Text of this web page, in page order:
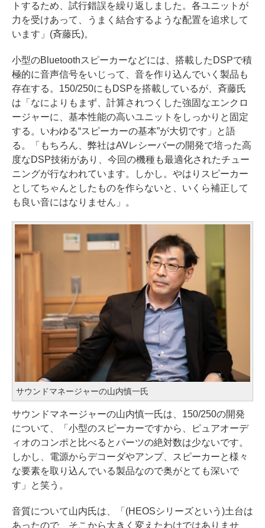
トするため、試行錯誤を繰り返しました。各ユニットが
力を受けあって、うまく結合するような配置を追求して
います」(斉藤氏)。
小型のBluetoothスピーカーなどには、搭載したDSPで積
極的に音声信号をいじって、音を作り込んでいく製品も
存在する。150/250にもDSPを搭載しているが、斉藤氏
は「なによりもまず、計算されつくした強固なエンクロ
ージャーに、基本性能の高いユニットをしっかりと固定
する。いわゆる“スピーカーの基本”が大切です」と語
る。「もちろん、弊社はAVレシーバーの開発で培った高
度なDSP技術があり、今回の機種も最適化されたチュー
ニングが行なわれています。しかし。やはりスピーカー
としてちゃんとしたものを作らないと、いくら補正して
も良い音にはなりません」。
サウンドマネージャーの山内慎一氏
サウンドマネージャーの山内慎一氏は、150/250の開発
について、「小型のスピーカーですから、ピュアオーデ
ィオのコンポと比べるとパーツの絶対数は少ないです。
しかし、電源からデコーダやアンプ、スピーカーと様々
な要素を取り込んでいる製品なので奥がとても深いで
す」と笑う。
音質について山内氏は、「(HEOSシリーズという)土台は
あったので、そこから大きく変えたわけではありませ